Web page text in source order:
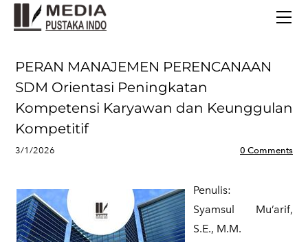
PERAN MANAJEMEN PERENCANAAN
SDM Orientasi Peningkatan
Kompetensi Karyawan dan Keunggulan
Kompetitif
3/1/2026 0 Comments
Penulis:
​Syamsul Mu’arif,
S.E., M.M.